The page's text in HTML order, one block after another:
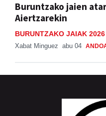
Buruntzako jaien
Aiertzarekin
BURUNTZAKO JAIAK 2026
Xabat Minguez abu 04